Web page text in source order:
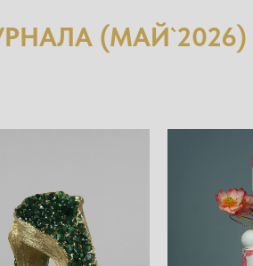
(МАЙ`2026)